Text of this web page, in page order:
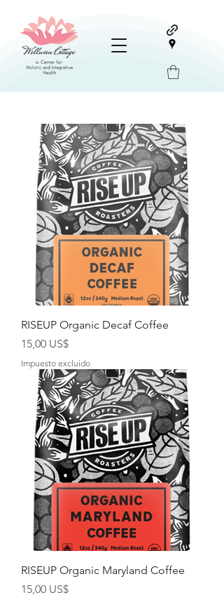
RISEUP Organic Decaf Coffee
Precio
15,00 US$
Impuesto excluido
RISEUP Organic Maryland Coffee
Precio
15,00 US$